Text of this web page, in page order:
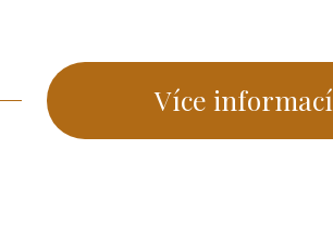
Více informací